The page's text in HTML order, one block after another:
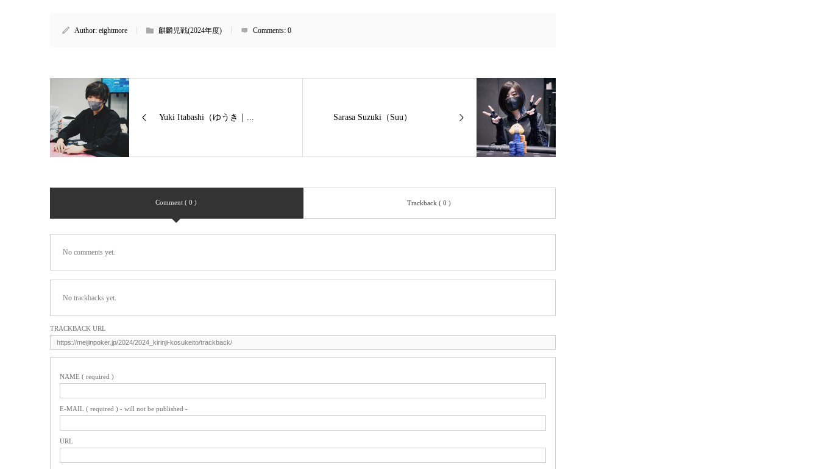
Author: eightmore 麒麟児戦(2024年度) Comments: 0
Yuki Itabashi（ゆうき｜... Sarasa Suzuki（Suu）
Comment ( 0 ) Trackback ( 0 )
No comments yet.
No trackbacks yet.
TRACKBACK URL
NAME ( required )
E-MAIL ( required ) - will not be published -
URL